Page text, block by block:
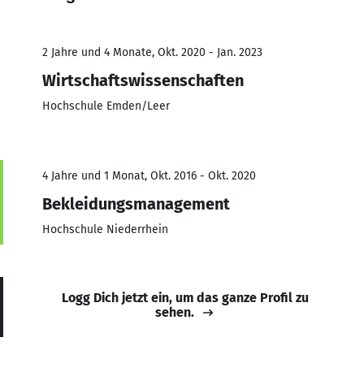
2 Jahre und 4 Monate, Okt. 2020 - Jan. 2023
Wirtschaftswissenschaften
Hochschule Emden/Leer
4 Jahre und 1 Monat, Okt. 2016 - Okt. 2020
Bekleidungsmanagement
Hochschule Niederrhein
Logg Dich jetzt ein, um das ganze Profil zu
sehen.